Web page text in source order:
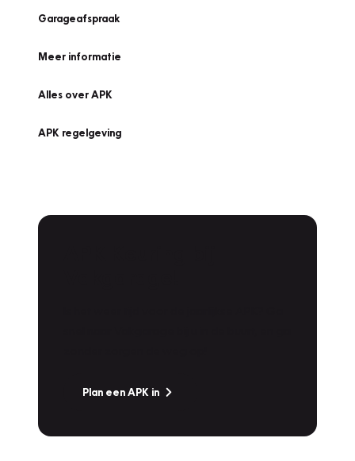
Garageafspraak
Meer informatie
Alles over APK
APK regelgeving
Plan een APK in